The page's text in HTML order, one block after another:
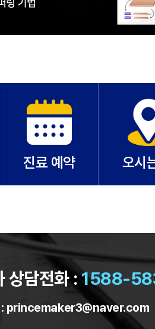
진료 예약 오시
상담전화 :1588-
princemaker3@naver.com